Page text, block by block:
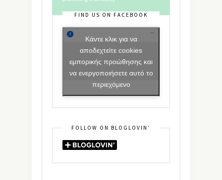
FIND US ON FACEBOOK
Κάντε κλικ για να
αποδεχτείτε cookies
εμπορικής προώθησης και
να ενεργοποιήσετε αυτό το
περιεχόμενο
FOLLOW ON BLOGLOVIN’